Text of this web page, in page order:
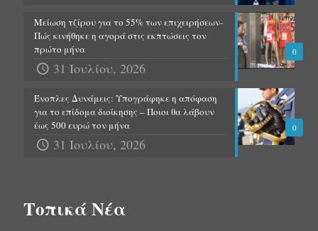
0
Μείωση τζίρου για το 55% των επιχειρήσεων-
Πώς κινήθηκε η αγορά στις εκπτώσεις τον
πρώτο μήνα
31 Ιουλίου, 2026
0
Ένοπλες Δυνάμεις: Υπογράφηκε η απόφαση
για το επίδομα διοίκησης – Ποιοι θα λάβουν
έως 500 ευρώ τον μήνα
31 Ιουλίου, 2026
Τοπικά Νέα